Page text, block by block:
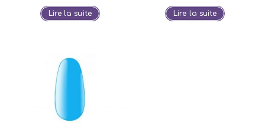
Lire la suite Lire la suite